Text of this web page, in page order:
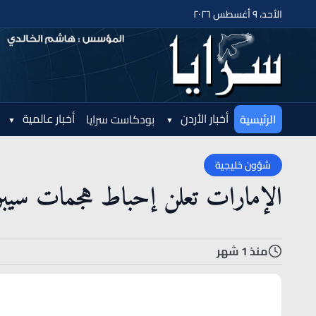
الأحد، ٩ أغسطس ٢٠٢٦
الرئيسية أخبار الأردن بودكاست سرايا أخبار عالمية
شؤون خليجية
الإمارات تعلن إحباط هجمات
منذ 1 شهر